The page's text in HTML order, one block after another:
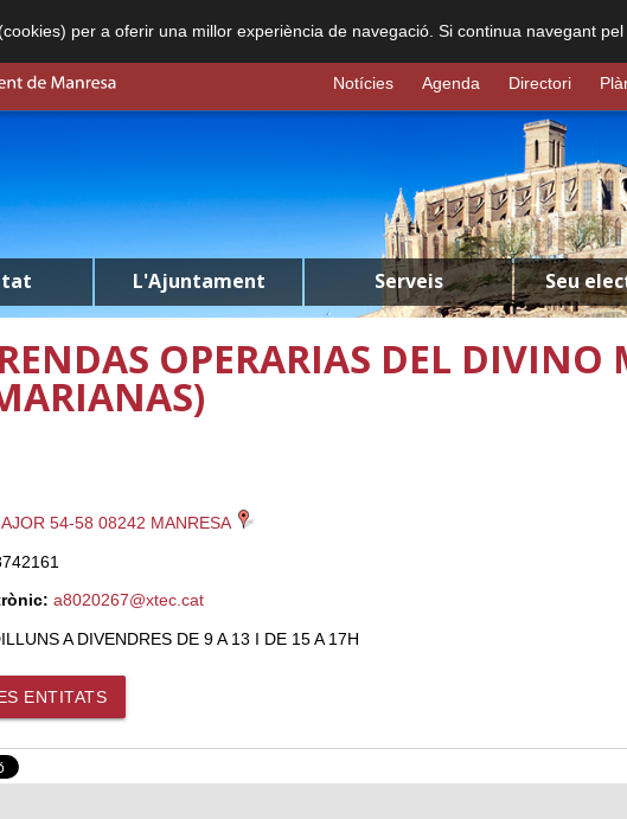
per a oferir una millor experiència de navegació. Si continua navegant
Notícies Agenda Directori
L'Ajuntament Serveis Seu
OPERARIAS DEL DIVINO
54-58 08242 MANRESA
a8020267@xtec.cat
A DIVENDRES DE 9 A 13 I DE 15 A 17H
ENTITATS